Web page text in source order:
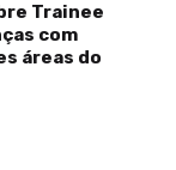
Trainee
com
áreas do